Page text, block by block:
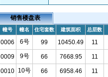
销售楼盘表
幢号 幢名 住宅套数 建筑面积 总层数
0006 6号 99 10450.49 11
0009 9号 66 7668.95 11
0010 10号 66 6958.46 11